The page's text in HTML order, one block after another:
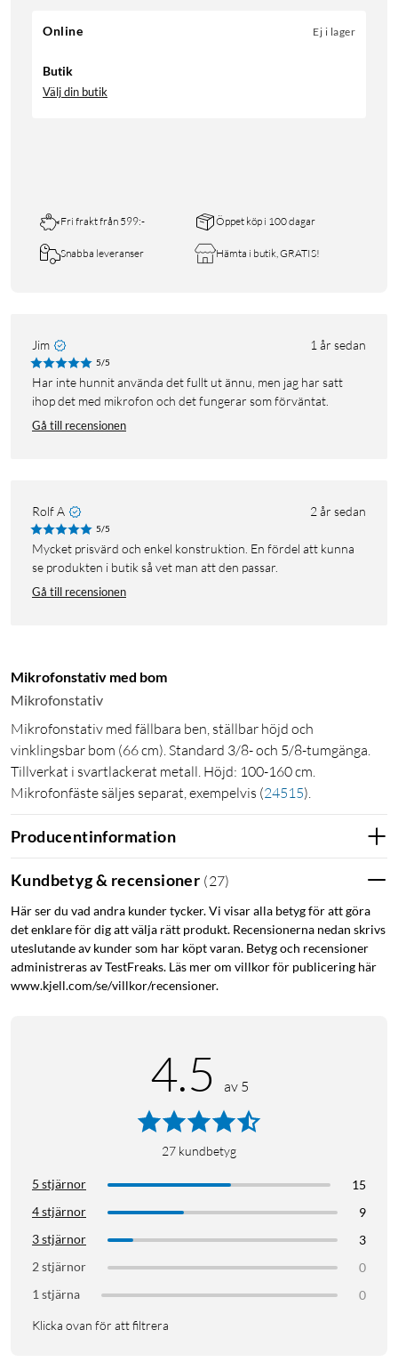
Online Ej i lager
Butik
Välj din butik
Fri frakt från 599:- Öppet köp i 100 dagar
Snabba leveranser Hämta i butik, GRATIS!
Jim 1 år sedan
5/5
Har inte hunnit använda det fullt ut ännu, men jag har satt
ihop det med mikrofon och det fungerar som förväntat.
Gå till recensionen
Rolf A 2 år sedan
5/5
Mycket prisvärd och enkel konstruktion. En fördel att kunna
se produkten i butik så vet man att den passar.
Gå till recensionen
Mikrofonstativ med bom
Mikrofonstativ
Mikrofonstativ med fällbara ben, ställbar höjd och
vinklingsbar bom (66 cm). Standard 3/8- och 5/8-tumgänga.
Tillverkat i svartlackerat metall. Höjd: 100-160 cm.
Mikrofonfäste säljes separat, exempelvis (24515).
Producentinformation
Kundbetyg & recensioner (27)
Här ser du vad andra kunder tycker. Vi visar alla betyg för att göra
det enklare för dig att välja rätt produkt. Recensionerna nedan skrivs
uteslutande av kunder som har köpt varan. Betyg och recensioner
administreras av TestFreaks. Läs mer om villkor för publicering här
www.kjell.com/se/villkor/recensioner.
4.5 av 5
27 kundbetyg
5 stjärnor
15
4 stjärnor
9
3 stjärnor
3
2 stjärnor
0
1 stjärna
0
Klicka ovan för att filtrera